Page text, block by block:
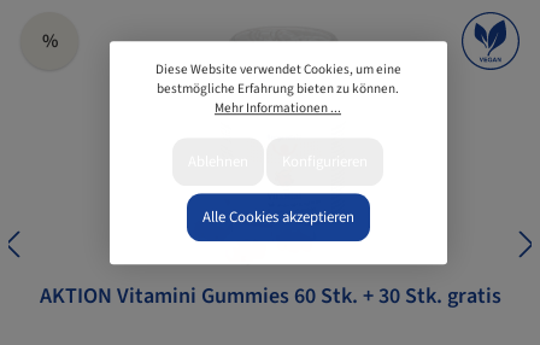
%
AKTION Vitamini Gummies 60 Stk. + 30 Stk. gratis
Diese Website verwendet Cookies, um eine
bestmögliche Erfahrung bieten zu können.
Mehr Informationen ...
Alle Cookies akzeptieren